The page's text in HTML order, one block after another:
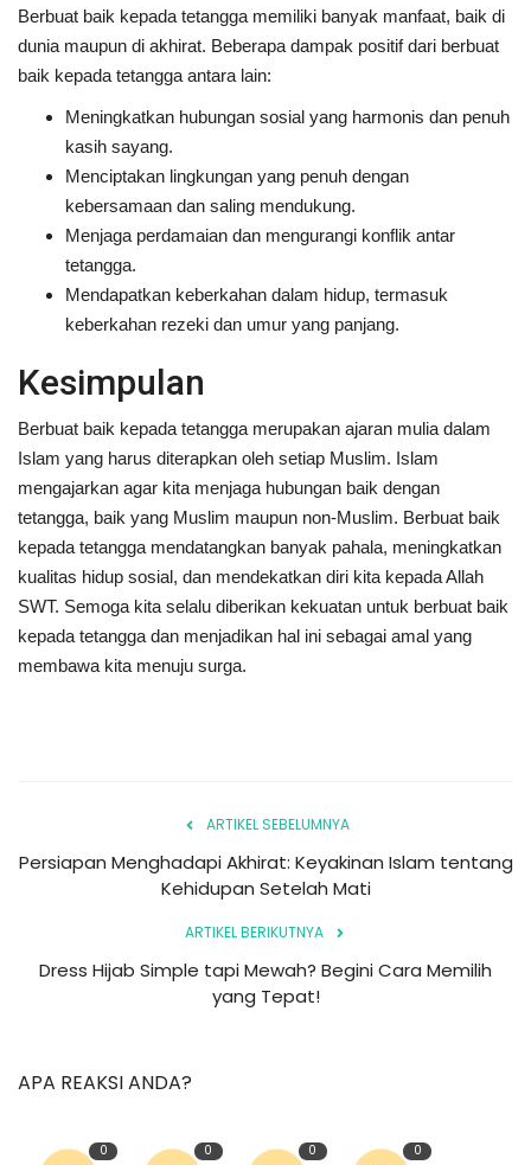
Berbuat baik kepada tetangga memiliki banyak manfaat, baik di
dunia maupun di akhirat. Beberapa dampak positif dari berbuat
baik kepada tetangga antara lain:
Meningkatkan hubungan sosial yang harmonis dan penuh
kasih sayang.
Menciptakan lingkungan yang penuh dengan
kebersamaan dan saling mendukung.
Menjaga perdamaian dan mengurangi konflik antar
tetangga.
Mendapatkan keberkahan dalam hidup, termasuk
keberkahan rezeki dan umur yang panjang.
Kesimpulan
Berbuat baik kepada tetangga merupakan ajaran mulia dalam
Islam yang harus diterapkan oleh setiap Muslim. Islam
mengajarkan agar kita menjaga hubungan baik dengan
tetangga, baik yang Muslim maupun non-Muslim. Berbuat baik
kepada tetangga mendatangkan banyak pahala, meningkatkan
kualitas hidup sosial, dan mendekatkan diri kita kepada Allah
SWT. Semoga kita selalu diberikan kekuatan untuk berbuat baik
kepada tetangga dan menjadikan hal ini sebagai amal yang
membawa kita menuju surga.
ARTIKEL SEBELUMNYA
Persiapan Menghadapi Akhirat: Keyakinan Islam tentang
Kehidupan Setelah Mati
ARTIKEL BERIKUTNYA
Dress Hijab Simple tapi Mewah? Begini Cara Memilih
yang Tepat!
APA REAKSI ANDA?
0 0 0 0